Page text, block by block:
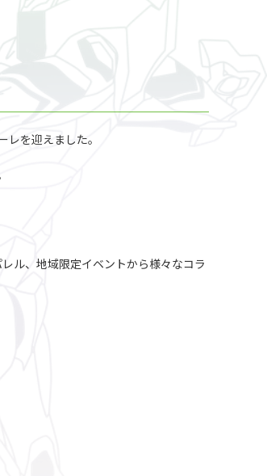
を迎えました。
ル、地域限定イベントから様々なコラ